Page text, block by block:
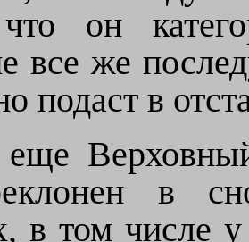
он
все же
подаст в
в
в том числе